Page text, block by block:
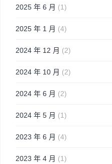
2025 年 6 月 (1)
2025 年 1 月 (4)
2024 年 12 月 (2)
2024 年 10 月 (2)
2024 年 6 月 (2)
2024 年 5 月 (1)
2023 年 6 月 (4)
2023 年 4 月 (1)